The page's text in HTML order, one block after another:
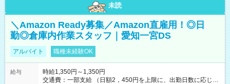
未読
＼Amazon Ready募集／Amazon直雇用！◎日
勤◎倉庫内作業スタッフ｜愛知一宮DS
アルバイト 職種未経験OK
給与
時給1,350円～1,350円
交通費：一部支給 （日額2，450円を上限に、出勤日数に応じて